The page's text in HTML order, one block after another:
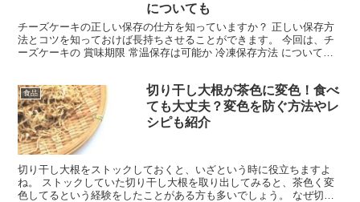
についても
チーズケーキの正しい保存の仕方を知っていますか？ 正しい保存方
法とコツを知っておけば長持ちさせることができます。 今回は、チ
ーズケーキの 賞味期限 常温保存は可能か 冷凍保存方法 についてご
食品
切り干し大根が茶色に変色！食べ
ても大丈夫？変色を防ぐ方法やレ
シピも紹介
切り干し大根をストックしておくと、いざという時に役立ちますよ
ね。 ストックしていた切り干し大根を取り出してみると、茶色く変
色してるという経験をしたことがある方も多いでしょう。 なぜ切り